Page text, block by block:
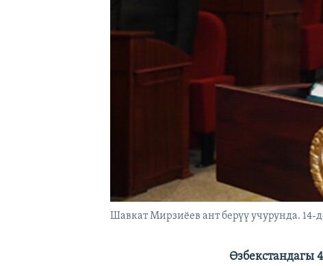
Шавкат Мирзиёев ант берүү учурунда. 14-
Өзбекстандагы